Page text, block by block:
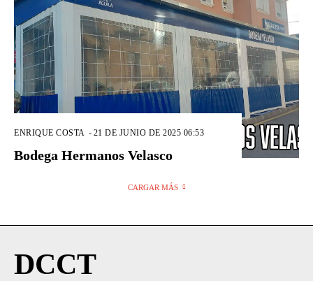
ENRIQUE COSTA - 21 DE JUNIO DE 2025 06:53
Bodega Hermanos Velasco
CARGAR MÁS
DCCT